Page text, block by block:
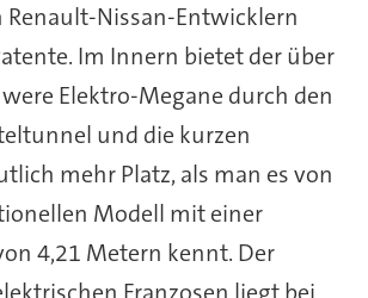
Renault-Nissan-Entwicklern
Im Innern bietet der über
Elektro-Megane durch den
und die kurzen
mehr Platz, als man es von
Modell mit einer
4,21 Metern kennt. Der